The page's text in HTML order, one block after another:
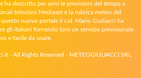
ha descritto per anni le previsioni del tempo a
televisivi Mediaset e la rubrica meteo del
questo nuovo portale il col. Mario Giuliacci ha
gli italiani fornendo loro un servizio previsionale
e facile da usare.
- All Rights Reserved - METEOGIULIACCI SRL